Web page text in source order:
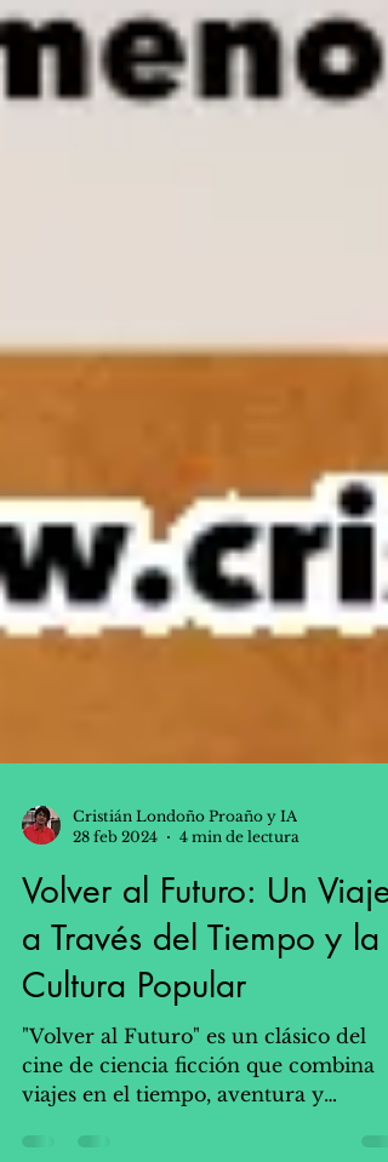
28 feb 2024
4 min de lectura
Volver al Futuro: Un Viaje
a Través del Tiempo y la
Cultura Popular
"Volver al Futuro" es un clásico del
viajes en el tiempo, aventura y